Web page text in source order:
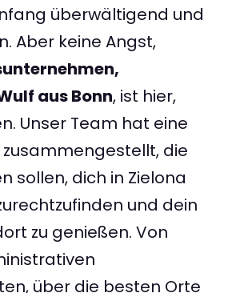
überwältigend und
Aber keine Angst,
aus Bonn, ist hier,
Unser Team hat eine
zusammengestellt, die
sollen, dich in Zielona
und dein
zu genießen. Von
über die besten Orte